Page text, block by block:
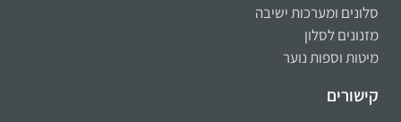
סלונים ומערכות ישיבה
מזנונים לסלון
מיטות וספות נוער
קישורים